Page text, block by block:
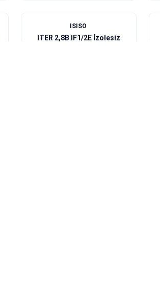
ISISO
ITER 2,8B IF1/2E İzolesiz